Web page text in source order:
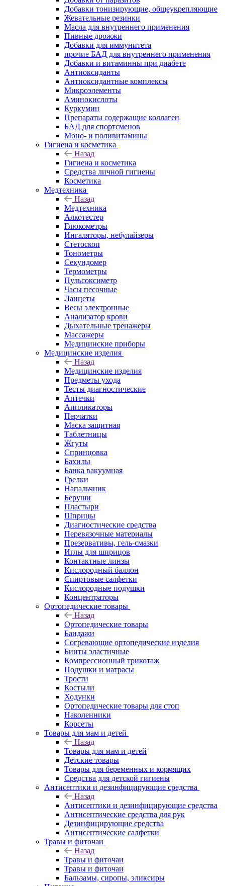
Добавки тонизирующие, общеукрепляющие
Жевательные резинки
Масла для внутреннего применения
Пивные дрожжи
Добавки для иммунитета
прочие БАД для внутреннего применения
Добавки и витаминны при диабете
Антиоксиданты
Антиоксидантные комплексы
Микроэлементы
Аминокислоты
Куркумин
Препараты содержащие коллаген
БАД для спортсменов
Моно- и поливитамины
Гигиена и косметика
Назад
Гигиена и косметика
Средства личной гигиены
Косметика
Медтехника
Назад
Медтехника
Алкотестер
Глюкометры
Ингаляторы, небулайзеры
Стетоскоп
Тонометры
Секундомер
Термометры
Пульсоксиметр
Часы песочные
Ланцеты
Весы электронные
Анализатор крови
Дыхательные тренажеры
Массажеры
Медицинские приборы
Медицинские изделия
Назад
Медицинские изделия
Предметы ухода
Тесты диагностические
Аптечки
Аппликаторы
Перчатки
Маска защитная
Таблетницы
Жгуты
Спринцовка
Бахилы
Банка вакуумная
Грелки
Напальчник
Беруши
Пластыри
Шприцы
Диагностические средства
Перевязочные материалы
Презервативы, гель-смазки
Иглы для шприцов
Контактные линзы
Кислородный баллон
Спиртовые салфетки
Кислородные подушки
Концентраторы
Ортопедические товары
Назад
Ортопедические товары
Бандажи
Согревающие ортопедические изделия
Бинты эластичные
Компрессионный трикотаж
Подушки и матрасы
Трости
Костыли
Ходунки
Ортопедические товары для стоп
Наколенники
Корсеты
Товары для мам и детей
Назад
Товары для мам и детей
Детские товары
Товары для беременных и кормящих
Средства для детской гигиены
Антисептики и дезинфицирующие средства
Назад
Антисептики и дезинфицирующие средства
Антисептические средства для рук
Дезинфицирующие средства
Антисептические салфетки
Травы и фиточаи
Назад
Травы и фиточаи
Травы и фиточаи
Бальзамы, сиропы, эликсиры